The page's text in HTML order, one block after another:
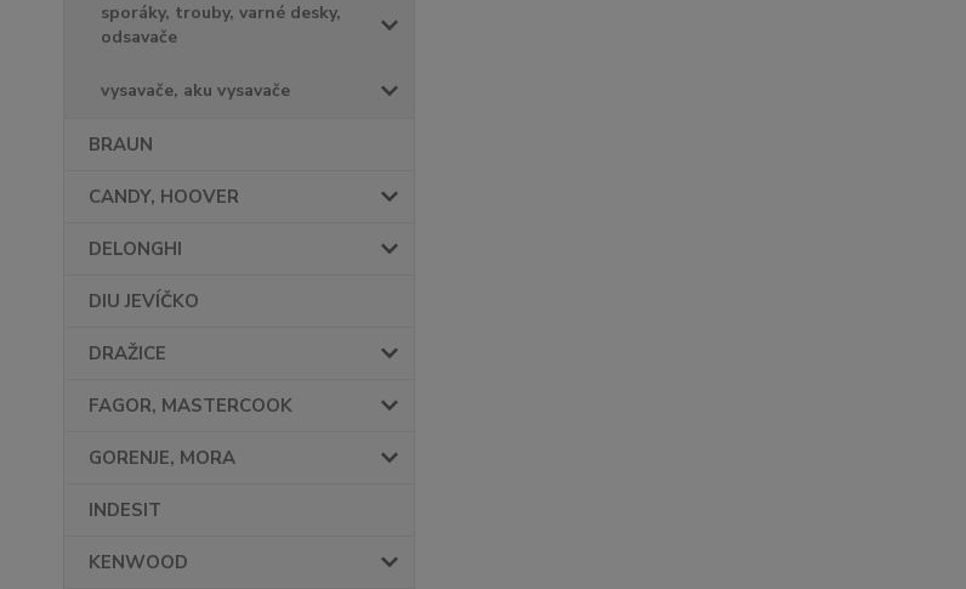
sporáky, trouby, varné desky,
odsavače
vysavače, aku vysavače
BRAUN
CANDY, HOOVER
DELONGHI
DIU JEVÍČKO
DRAŽICE
FAGOR, MASTERCOOK
GORENJE, MORA
INDESIT
KENWOOD